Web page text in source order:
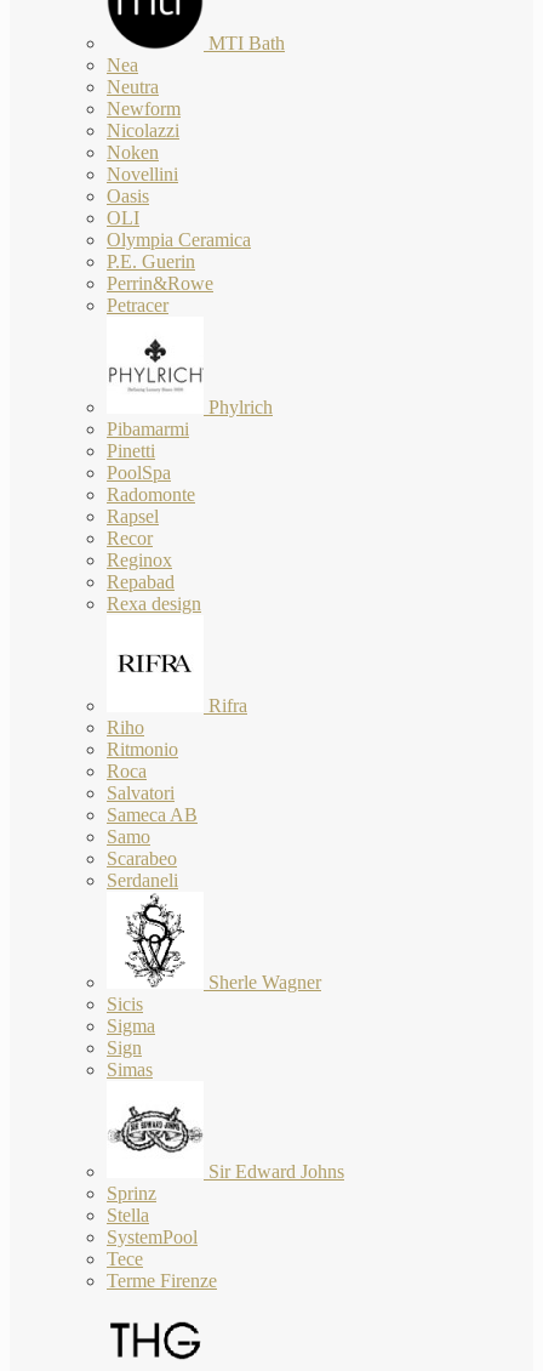
MTI Bath
Nea
Neutra
Newform
Nicolazzi
Noken
Novellini
Oasis
OLI
Olympia Ceramica
P.E. Guerin
Perrin&Rowe
Petracer
Phylrich
Pibamarmi
Pinetti
PoolSpa
Radomonte
Rapsel
Recor
Reginox
Repabad
Rexa design
Rifra
Riho
Ritmonio
Roca
Salvatori
Sameca AB
Samo
Scarabeo
Serdaneli
Sherle Wagner
Sicis
Sigma
Sign
Simas
Sir Edward Johns
Sprinz
Stella
SystemPool
Tece
Terme Firenze